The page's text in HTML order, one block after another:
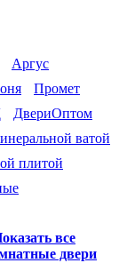
Аргус
Промет
ДвериОптом
ватой
плитой
все
двери